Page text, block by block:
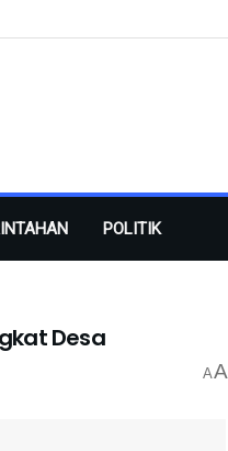
POLITIK
Desa
AA